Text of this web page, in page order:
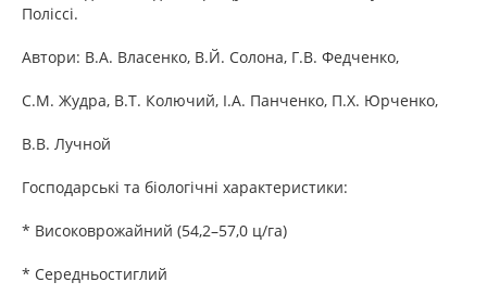
Поліссі.
Автори: В.А. Власенко, В.Й. Солона, Г.В. Федченко,
С.М. Жудра, В.Т. Колючий, І.А. Панченко, П.Х. Юрченко,
В.В. Лучной
Господарські та біологічні характеристики:
* Високоврожайний (54,2–57,0 ц/га)
* Середньостиглий